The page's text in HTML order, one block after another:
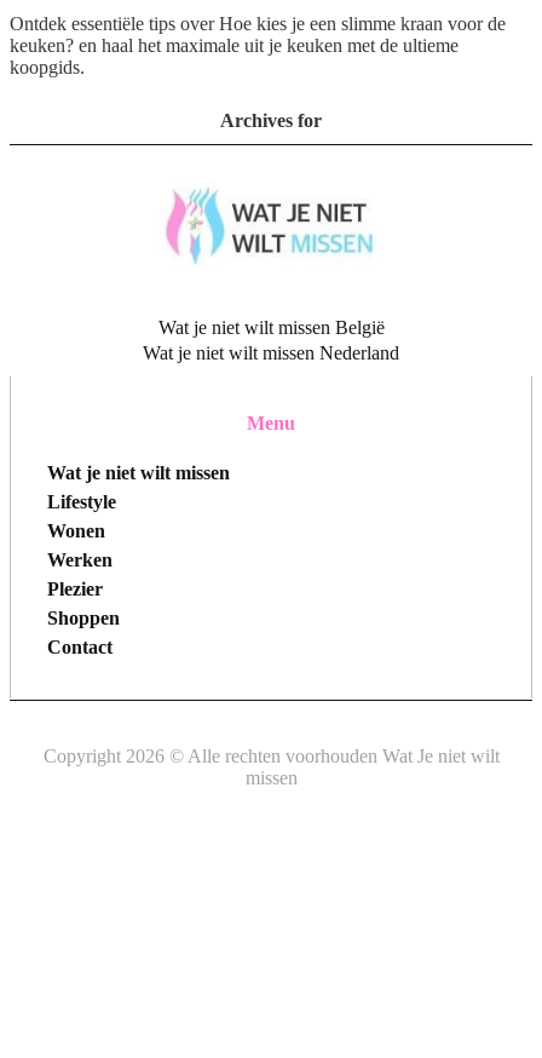
Ontdek essentiële tips over Hoe kies je een slimme kraan voor de
keuken? en haal het maximale uit je keuken met de ultieme
koopgids.
Archives for
Wat je niet wilt missen België
Wat je niet wilt missen Nederland
Menu
Wat je niet wilt missen
Lifestyle
Wonen
Werken
Plezier
Shoppen
Contact
Copyright 2026 © Alle rechten voorhouden Wat Je niet wilt
missen